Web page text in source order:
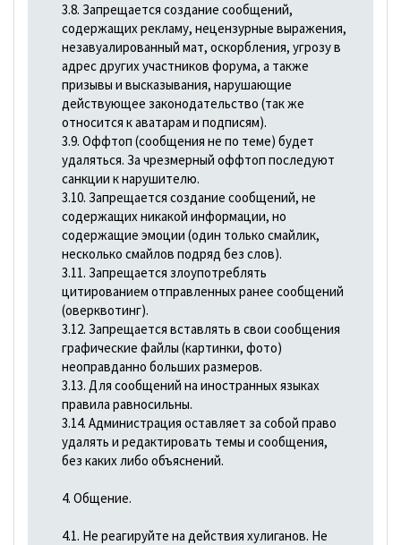
3.8. Запрещается создание сообщений,
содержащих рекламу, нецензурные выражения,
незавуалированный мат, оскорбления, угрозу в
адрес других участников форума, а также
призывы и высказывания, наpyшающие
действующее законодательство (так же
относится к аватарам и подписям).
3.9. Оффтоп (сообщения не по теме) будет
удаляться. За чрезмерный оффтоп последуют
санкции к нарушителю.
3.10. Запрещается создание сообщений, не
содержащих никакой информации, но
содержащие эмоции (один только смайлик,
несколько смайлов подряд без слов).
3.11. Запрещается злоупотреблять
цитированием отправленных ранее сообщений
(оверквотинг).
3.12. Запрещается вставлять в свои сообщения
графические файлы (картинки, фото)
неоправданно больших размеров.
3.13. Для сообщений на иностранных языках
правила равносильны.
3.14. Администрация оставляет за собой право
удалять и редактировать темы и сообщения,
без каких либо объяснений.
4. Общение.
4.1. Не реагируйте на действия хулиганов. Не